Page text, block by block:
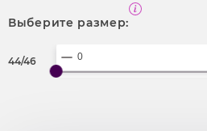
Выберите размер:
44/46